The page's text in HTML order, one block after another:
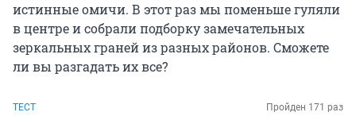
истинные омичи. В этот раз мы поменьше гуляли
в центре и собрали подборку замечательных
зеркальных граней из разных районов. Сможете
ли вы разгадать их все?
ТЕСТ Пройден 171 раз